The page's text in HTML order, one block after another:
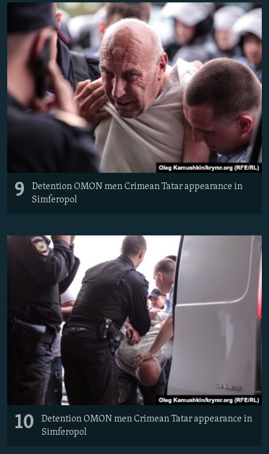
9
Detention OMON men Crimean Tatar appearance in
Simferopol
10
Detention OMON men Crimean Tatar appearance in
Simferopol